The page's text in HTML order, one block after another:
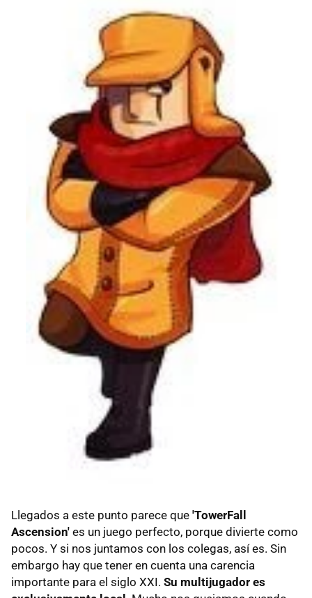
Llegados a este punto parece que 'TowerFall
Ascension' es un juego perfecto, porque divierte como
pocos. Y si nos juntamos con los colegas, así es. Sin
embargo hay que tener en cuenta una carencia
importante para el siglo XXI. Su multijugador es